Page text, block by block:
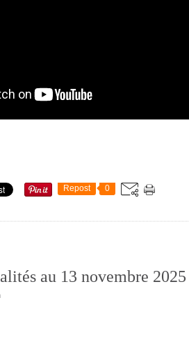
Repost 0
au 13 novembre 2025